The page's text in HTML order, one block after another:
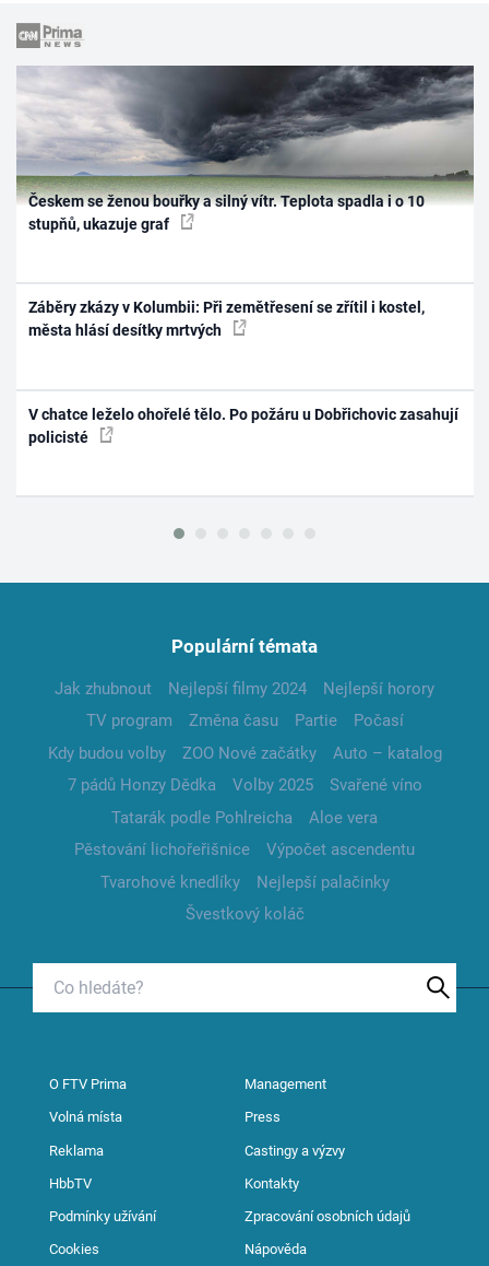
Českem se ženou bouřky a silný vítr. Teplota spadla i o 10
stupňů, ukazuje graf
Záběry zkázy v Kolumbii: Při zemětřesení se zřítil i kostel,
města hlásí desítky mrtvých
V chatce leželo ohořelé tělo. Po požáru u Dobřichovic zasahují
policisté
Populární témata
Jak zhubnout Nejlepší filmy 2024
Nejlepší horory
TV program
Změna času Partie
Počasí
Kdy budou volby
ZOO Nové začátky
Auto – katalog
7 pádů Honzy Dědka
Volby 2025
Svařené víno
Tatarák podle Pohlreicha
Aloe vera
Pěstování lichořeřišnice
Výpočet ascendentu
Tvarohové knedlíky
Nejlepší palačinky
Švestkový koláč
O FTV Prima Management
Volná místa Press
Reklama Castingy a výzvy
HbbTV Kontakty
Podmínky užívání Zpracování osobních údajů
Cookies Nápověda